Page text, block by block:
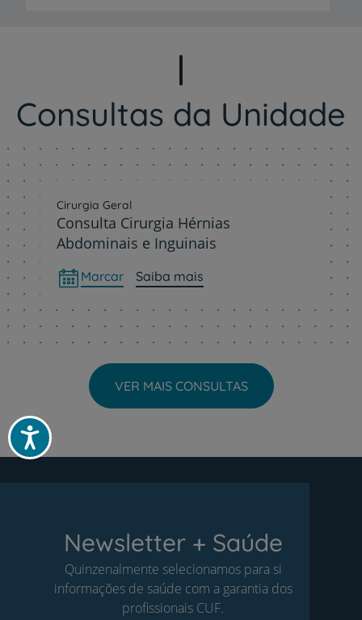
Acessibilidade
Consultas da Unidade
Cirurgia Geral
Consulta Cirurgia Hérnias
Abdominais e Inguinais
Marcar Saiba mais
VER MAIS CONSULTAS
Newsletter + Saúde
Quinzenalmente selecionamos para si
informações de saúde com a garantia dos
profissionais CUF.